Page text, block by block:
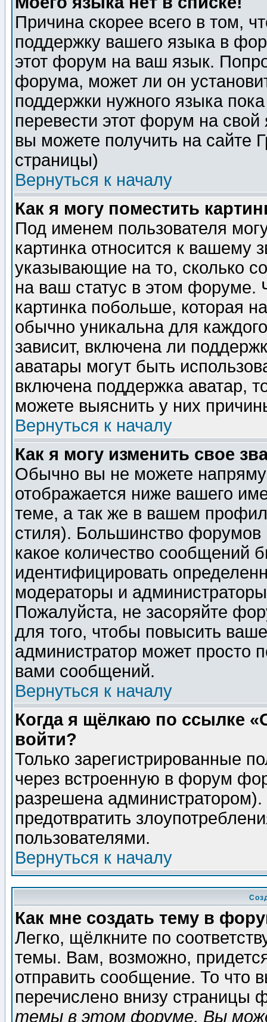
Причина скорее всего в том,
поддержку вашего языка в
этот форум на ваш язык.
форума, может ли он
поддержки нужного языка
перевести этот форум на
вы можете получить на сайте
страницы)
Вернуться к началу
Как я могу поместить
Под именем пользователя
картинка относится к вашему
указывающие на то, сколько
на ваш статус в этом форуме.
картинка побольше, которая
обычно уникальна для
зависит, включена ли
аватары могут быть
включена поддержка аватар,
можете выяснить у них
Вернуться к началу
Как я могу изменить свое
Обычно вы не можете
отображается ниже вашего
теме, а так же в вашем
стиля). Большинство форумов
какое количество сообщений
идентифицировать
модераторы и
Пожалуйста, не засоряйте
для того, чтобы повысить
администратор может просто
вами сообщений.
Вернуться к началу
Когда я щёлкаю по ссылке
войти?
Только зарегистрированные
через встроенную в форум
разрешена
предотвратить
пользователями.
Вернуться к началу
Как мне создать тему в
Легко, щёлкните по
темы. Вам, возможно,
отправить сообщение. То что
перечислено внизу страницы
темы в этом форуме, Вы